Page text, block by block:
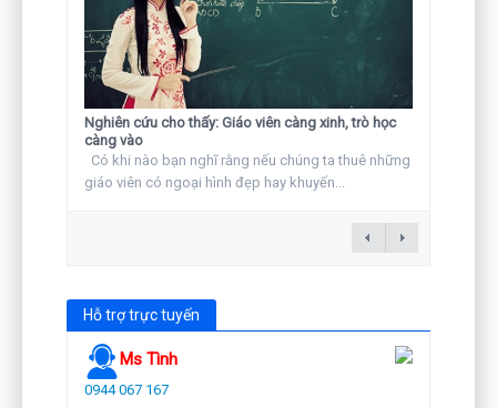
Nghiên cứu cho thấy: Giáo viên càng xinh, trò học
càng vào
Có khi nào bạn nghĩ rằng nếu chúng ta thuê những
giáo viên có ngoại hình đẹp hay khuyến...
Hỗ trợ trực tuyến
Ms Tình
0944 067 167